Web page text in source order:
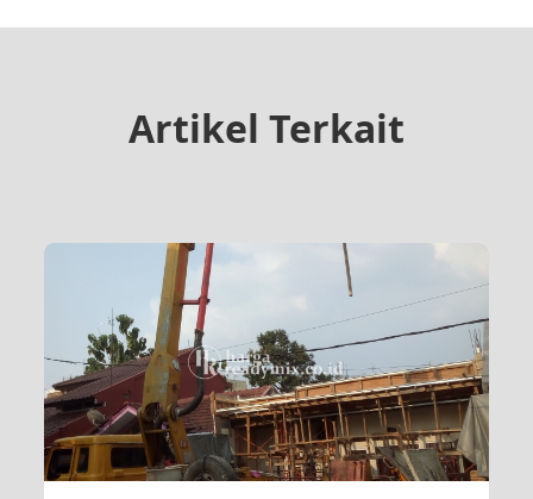
Artikel Terkait